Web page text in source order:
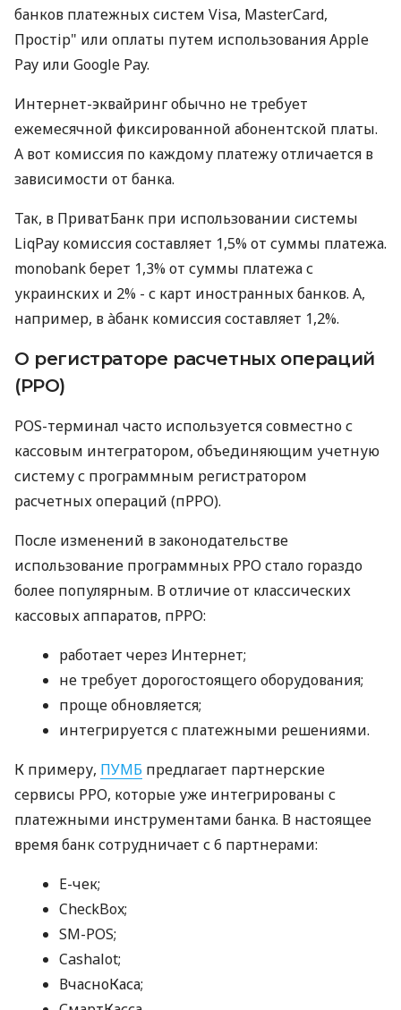
банков платежных систем Visa, MasterCard,
Простір" или оплаты путем использования Apple
Pay или Google Pay.
Интернет-эквайринг обычно не требует
ежемесячной фиксированной абонентской платы.
А вот комиссия по каждому платежу отличается в
зависимости от банка.
Так, в ПриватБанк при использовании системы
LiqPay комиссия составляет 1,5% от суммы платежа.
monobank берет 1,3% от суммы платежа с
украинских и 2% - с карт иностранных банков. А,
например, в àбанк комиссия составляет 1,2%.
О регистраторе расчетных операций
(РРО)
POS-терминал часто используется совместно с
кассовым интегратором, объединяющим учетную
систему с программным регистратором
расчетных операций (пРРО).
После изменений в законодательстве
использование программных РРО стало гораздо
более популярным. В отличие от классических
кассовых аппаратов, пРРО:
работает через Интернет;
не требует дорогостоящего оборудования;
проще обновляется;
интегрируется с платежными решениями.
К примеру, ПУМБ предлагает партнерские
сервисы РРО, которые уже интегрированы с
платежными инструментами банка. В настоящее
время банк сотрудничает с 6 партнерами:
E-чек;
CheckBox;
SM-POS;
Cashalot;
ВчасноКаса;